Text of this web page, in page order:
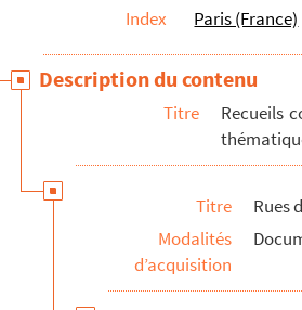
Index
Paris (France)
Description du contenu
Titre
Recueils
Titre
Rues
Modalités
d’acquisition